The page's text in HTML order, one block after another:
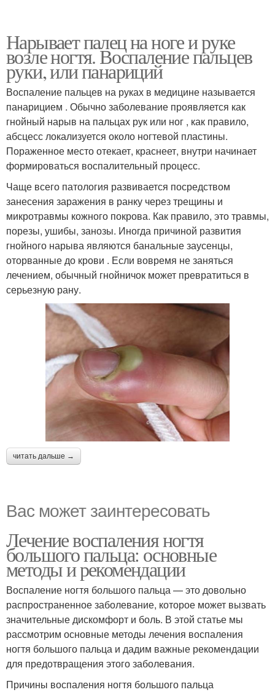
Нарывает палец на ноге и руке
возле ногтя. Воспаление пальцев
руки, или панариций
Воспаление пальцев на руках в медицине называется
панарицием . Обычно заболевание проявляется как
гнойный нарыв на пальцах рук или ног , как правило,
абсцесс локализуется около ногтевой пластины.
Пораженное место отекает, краснеет, внутри начинает
формироваться воспалительный процесс.
Чаще всего патология развивается посредством
занесения заражения в ранку через трещины и
микротравмы кожного покрова. Как правило, это травмы,
порезы, ушибы, занозы. Иногда причиной развития
гнойного нарыва являются банальные заусенцы,
оторванные до крови . Если вовремя не заняться
лечением, обычный гнойничок может превратиться в
серьезную рану.
читать дальше →
Вас может заинтересовать
Лечение воспаления ногтя
большого пальца: основные
методы и рекомендации
Воспаление ногтя большого пальца — это довольно
распространенное заболевание, которое может вызвать
значительные дискомфорт и боль. В этой статье мы
рассмотрим основные методы лечения воспаления
ногтя большого пальца и дадим важные рекомендации
для предотвращения этого заболевания.
Причины воспаления ногтя большого пальца